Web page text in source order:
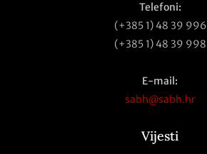
Telefoni:
(+385 1) 48 39 996
(+385 1) 48 39 998
E-mail:
sabh@sabh.hr
Vijesti